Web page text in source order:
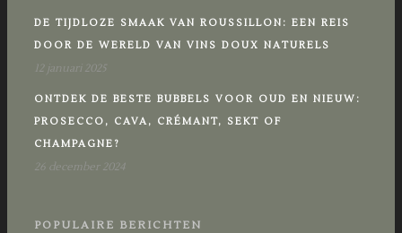
DE TIJDLOZE SMAAK VAN ROUSSILLON: EEN REIS
DOOR DE WERELD VAN VINS DOUX NATURELS
12 januari 2025
ONTDEK DE BESTE BUBBELS VOOR OUD EN NIEUW:
PROSECCO, CAVA, CRÉMANT, SEKT OF
CHAMPAGNE?
26 december 2024
POPULAIRE BERICHTEN